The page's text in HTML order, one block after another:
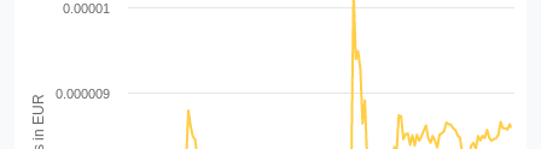
0.000009
0.00001